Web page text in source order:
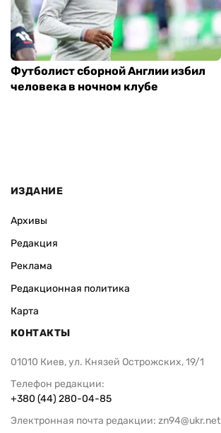
Футболист сборной Англии избил
человека в ночном клубе
ИЗДАНИЕ
Архивы
Редакция
Реклама
Редакционная политика
Карта
КОНТАКТЫ
01010 Киев, ул. Князей Острожских, 19/1
Телефон редакции:
+380 (44) 280-04-85
Электронная почта редакции: zn94@ukr.net